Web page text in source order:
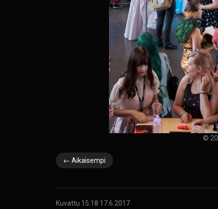
©
← Aikaisempi
Kuvattu 15:18 17.6.2017